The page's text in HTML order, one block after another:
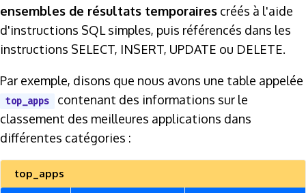
ensembles de résultats temporaires créés à l'aide
d'instructions SQL simples, puis référencés dans les
instructions SELECT, INSERT, UPDATE ou DELETE.
Par exemple, disons que nous avons une table appelée
top_apps
contenant des informations sur le
classement des meilleures applications dans
différentes catégories :
top_apps